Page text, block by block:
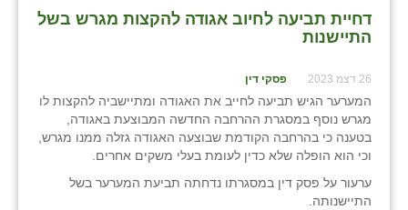
דחיית תביעה לחיוב אגודה להקצות מגרש בשל
התיישנות
26 דצמ 2023 פסקי דין
המערער הגיש תביעה לחייב את האגודה ומתיישביה להקצות לו
מגרש נוסף במסגרת ההרחבה החדשה המבוצעת באגודה,
בטענה כי בהרחבה הקודמת שבוצעה האגודה גזלה ממנו מגרש,
וכי הוא הופלה שלא כדין לעומת בעלי משקים אחרים.
ערעור על פסק דין במסגרתו נדחתה תביעת המערער בשל
התיישנותה.
רימונים
רמות השבים
שדה ורבורג